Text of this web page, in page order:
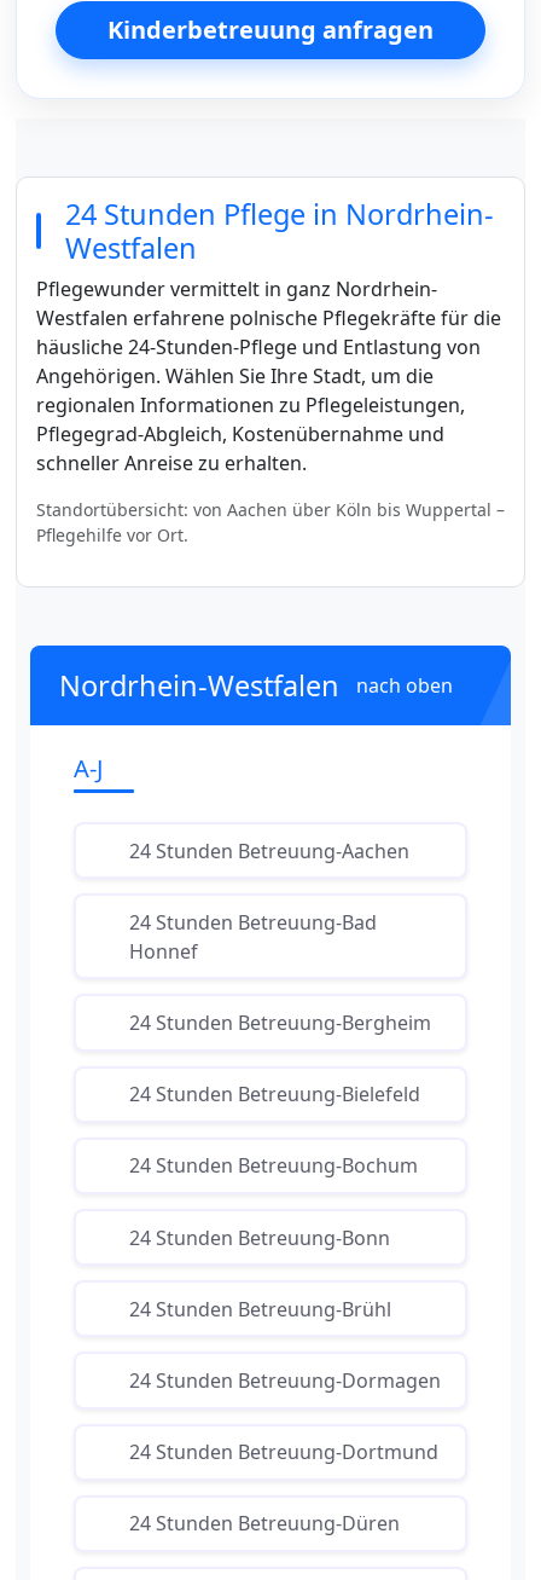
Kinderbetreuung anfragen
24 Stunden Pflege in Nordrhein-
Westfalen
Pflegewunder vermittelt in ganz Nordrhein-
Westfalen erfahrene polnische Pflegekräfte für die
häusliche 24-Stunden-Pflege und Entlastung von
Angehörigen. Wählen Sie Ihre Stadt, um die
regionalen Informationen zu Pflegeleistungen,
Pflegegrad-Abgleich, Kostenübernahme und
schneller Anreise zu erhalten.
Standortübersicht: von Aachen über Köln bis Wuppertal –
Pflegehilfe vor Ort.
Nordrhein-Westfalen nach oben
A-J
24 Stunden Betreuung-Aachen
24 Stunden Betreuung-Bad
Honnef
24 Stunden Betreuung-Bergheim
24 Stunden Betreuung-Bielefeld
24 Stunden Betreuung-Bochum
24 Stunden Betreuung-Bonn
24 Stunden Betreuung-Brühl
24 Stunden Betreuung-Dormagen
24 Stunden Betreuung-Dortmund
24 Stunden Betreuung-Düren